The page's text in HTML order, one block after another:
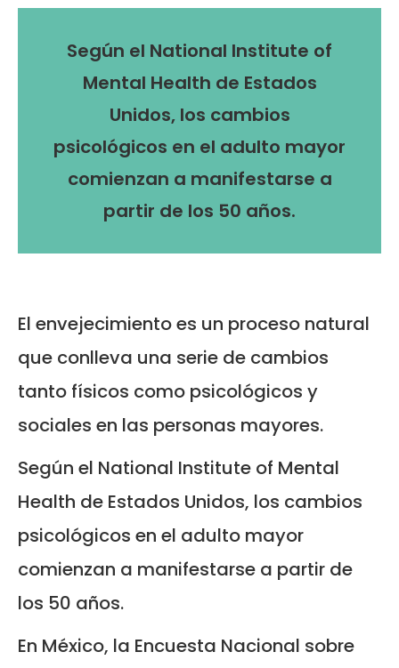
Según el National Institute of
Mental Health de Estados
Unidos, los cambios
psicológicos en el adulto mayor
comienzan a manifestarse a
partir de los 50 años.
El envejecimiento es un proceso natural
que conlleva una serie de cambios
tanto físicos como psicológicos y
sociales en las personas mayores.
Según el National Institute of Mental
Health de Estados Unidos, los cambios
psicológicos en el adulto mayor
comienzan a manifestarse a partir de
los 50 años.
En México, la Encuesta Nacional sobre